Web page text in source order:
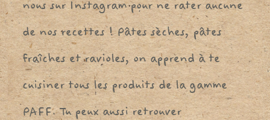
nous sur Instagram pour ne rater aucune
de nos recettes ! Pâtes sèches, pâtes
fraîches et ravioles, on apprend à te
cuisiner tous les produits de la gamme
PAFF. Tu peux aussi retrouver